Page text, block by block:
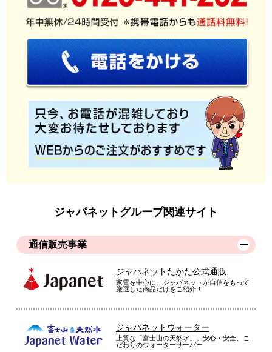
ジャパネットグループ関連サイト
通信販売事業
ジャパネットたかた公式通販
家電を中心に、ジャパネットが自信をもって
厳選した商品だけをご紹介！
ジャパネットウォーター
上質な「富士山の天然水」。安心・安全、こ
だわりのウォーターサーバー